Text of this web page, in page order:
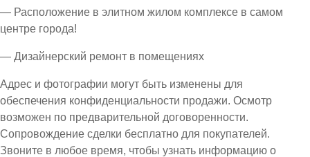
— Расположение в элитном жилом комплексе в самом
центре города!
— Дизайнерский ремонт в помещениях
Адрес и фотографии могут быть изменены для
обеспечения конфиденциальности продажи. Осмотр
возможен по предварительной договоренности.
Сопровождение сделки бесплатно для покупателей.
Звоните в любое время, чтобы узнать информацию о